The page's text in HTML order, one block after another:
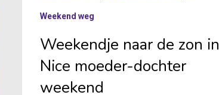
Weekend weg
Weekendje naar de zon in
Nice moeder-dochter
weekend